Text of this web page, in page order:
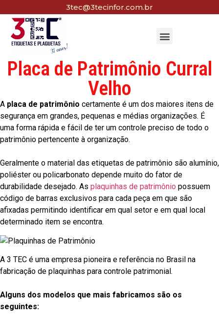
3tec@3tecinfor.com.br
Placa de Patrimônio Curral
Velho
A placa de patrimônio certamente é um dos maiores itens de
segurança em grandes, pequenas e médias organizações. É
uma forma rápida e fácil de ter um controle preciso de todo o
patrimônio pertencente à organização.
Geralmente o material das etiquetas de patrimônio são alumínio,
poliéster ou policarbonato depende muito do fator de
durabilidade desejado. As plaquinhas de patrimônio possuem
código de barras exclusivos para cada peça em que são
afixadas permitindo identificar em qual setor e em qual local
determinado item se encontra.
A 3 TEC é uma empresa pioneira e referência no Brasil na
fabricação de plaquinhas para controle patrimonial.
Alguns dos modelos que mais fabricamos são os
seguintes: